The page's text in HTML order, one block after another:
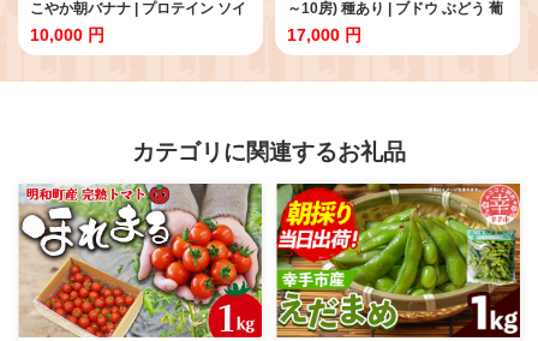
こやか朝バナナ | プロテイン ソイ
プロテイン ホエイプロテイン 女
性 プロテイン 美容 プロテイン プ
サプリメント タマチャンショップ
10,000 円
～10房) 種あり | ブドウ ぶどう 葡
萄 果物 フルーツ くだもの 産地直
送 甘い 大分県産 九州産 中津市 国
17,000 円
カテゴリに関連するお礼品